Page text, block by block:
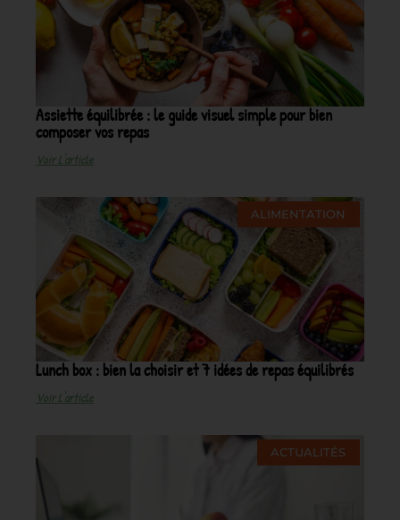
Assiette équilibrée : le guide visuel simple pour bien
composer vos repas
Voir L'article
ALIMENTATION
Lunch box : bien la choisir et 7 idées de repas équilibrés
Voir L'article
ACTUALITÉS